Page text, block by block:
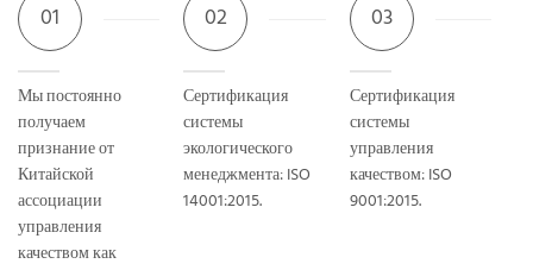
01
Мы постоянно
получаем
признание от
Китайской
ассоциации
управления
качеством как
02
Сертификация
системы
экологического
менеджмента: ISO
14001:2015.
03
Сертификация
системы
управления
качеством: ISO
9001:2015.